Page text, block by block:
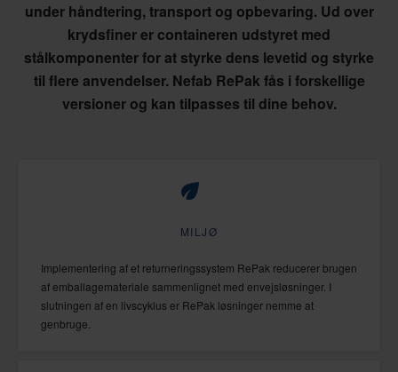
under håndtering, transport og opbevaring. Ud over
krydsfiner er containeren udstyret med
stålkomponenter for at styrke dens levetid og styrke
til flere anvendelser. Nefab RePak fås i forskellige
versioner og kan tilpasses til dine behov.
MILJØ
Implementering af et returneringssystem RePak reducerer brugen
af emballagemateriale sammenlignet med envejsløsninger. I
slutningen af en livscyklus er RePak løsninger nemme at
genbruge.